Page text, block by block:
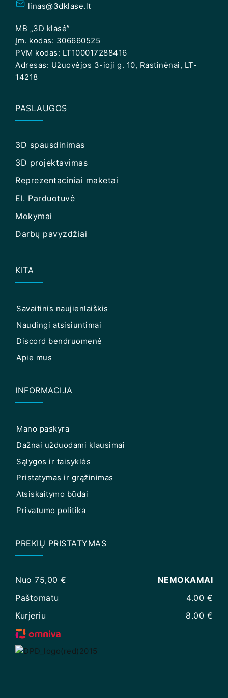
linas@3dklase.lt
MB „3D klasė”
Įm. kodas: 306660525
PVM kodas: LT100017288416
Adresas: Užuovėjos 3-ioji g. 10, Rastinėnai, LT-
14218
PASLAUGOS
3D spausdinimas
3D projektavimas
Reprezentaciniai maketai
El. Parduotuvė
Mokymai
Darbų pavyzdžiai
KITA
Savaitinis naujienlaiškis
Naudingi atsisiuntimai
Discord bendruomenė
Apie mus
INFORMACIJA
Mano paskyra
Dažnai užduodami klausimai
Sąlygos ir taisyklės
Pristatymas ir grąžinimas
Atsiskaitymo būdai
Privatumo politika
PREKIŲ PRISTATYMAS
Nuo 75,00 €
NEMOKAMAI
Paštomatu
4.00 €
Kurjeriu
8.00 €